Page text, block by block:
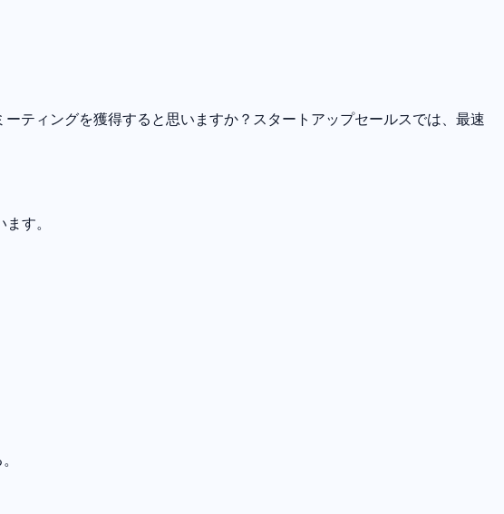
ティングを獲得すると思いますか？スタートアップセールスでは、最速
す。